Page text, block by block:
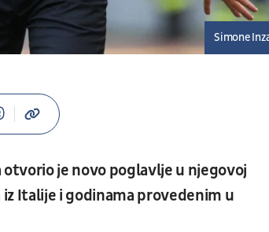
Simone
otvorio je novo poglavlje u njegovoj
Italije i godinama provedenim u